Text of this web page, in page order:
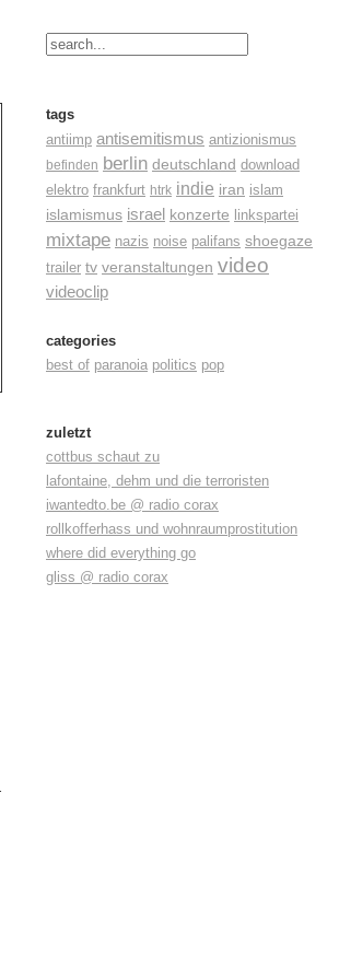
tags
antiimp antisemitismus antizionismus
befinden berlin deutschland download
elektro frankfurt htrk indie iran islam
islamismus israel konzerte linkspartei
mixtape nazis noise palifans shoegaze
trailer tv veranstaltungen video
videoclip
categories
best of paranoia politics pop
zuletzt
cottbus schaut zu
lafontaine, dehm und die terroristen
iwantedto.be @ radio corax
rollkofferhass und wohnraumprostitution
where did everything go
gliss @ radio corax